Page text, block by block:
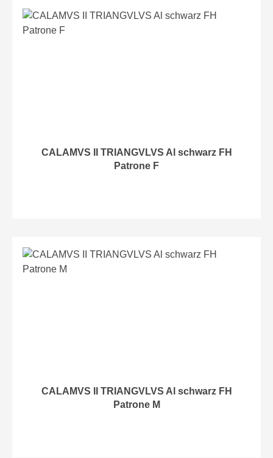
CALAMVS II TRIANGVLVS Al schwarz FH
Patrone F
CALAMVS II TRIANGVLVS Al schwarz FH
Patrone M